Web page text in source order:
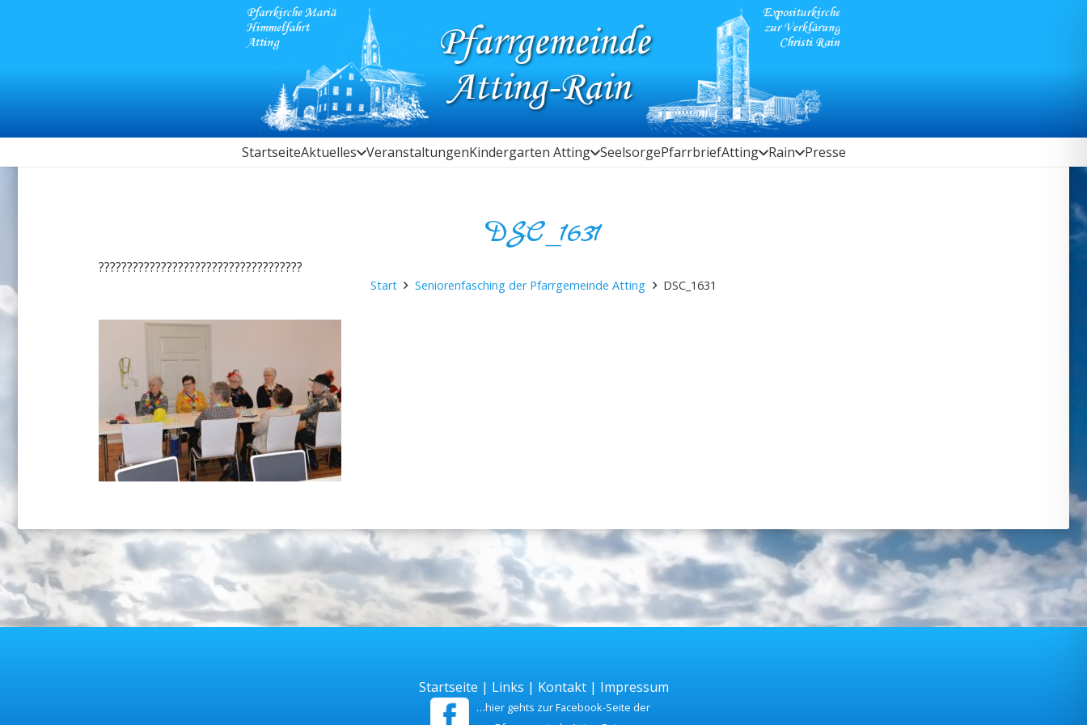
StartseiteAktuelles VeranstaltungenKindergarten Atting SeelsorgePfarrbriefAtting Rain Presse
DSC_1631
????????????????????????????????????
Start Seniorenfasching der Pfarrgemeinde Atting DSC_1631
Startseite | Links | Kontakt| Impressum
…hier gehts zur Facebook-Seite der